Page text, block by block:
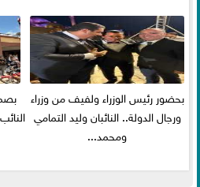
بحضور رئيس الوزراء ولفيف من وزراء
ورجال الدولة.. النائبان وليد التمامي
ومحمد...